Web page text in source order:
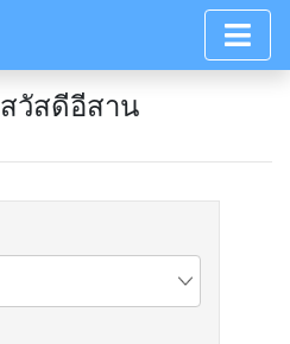
สวัสดีอีสาน